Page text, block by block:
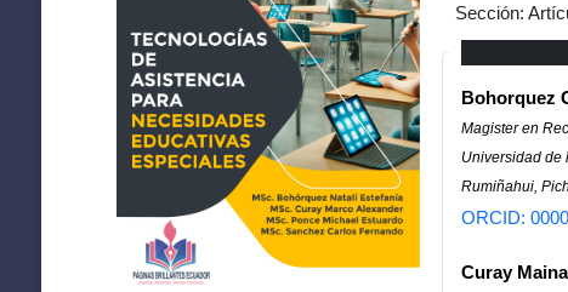
Sección:
Bohorquez
Magister en
Universidad de
Rumiñahui,
ORCID:
Curay